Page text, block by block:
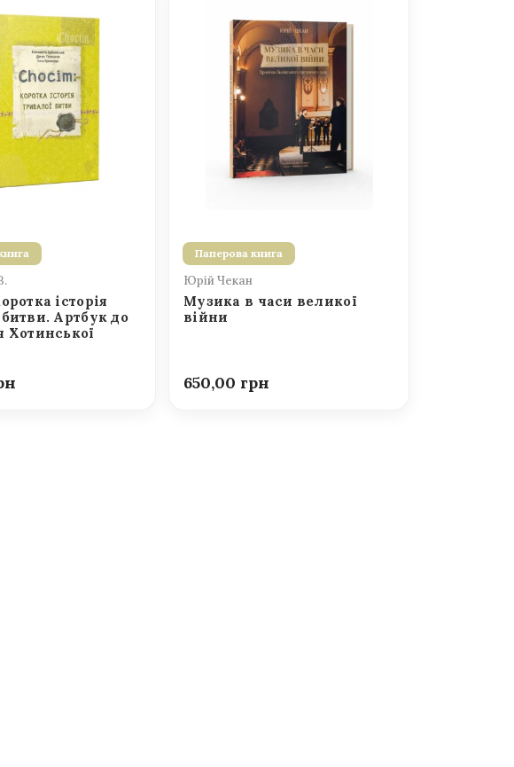
історія
Артбук до
Хотинської
Паперова книга
Юрій Чекан
Музика в часи великої
війни
650,00